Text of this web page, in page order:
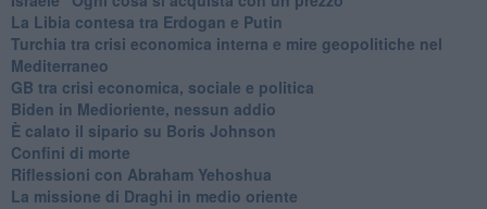
La Libia contesa tra Erdogan e Putin
Turchia tra crisi economica interna e mire geopolitiche nel
Mediterraneo
GB tra crisi economica, sociale e politica
Biden in Medioriente, nessun addio
È calato il sipario su Boris Johnson
Confini di morte
Riflessioni con Abraham Yehoshua
La missione di Draghi in medio oriente